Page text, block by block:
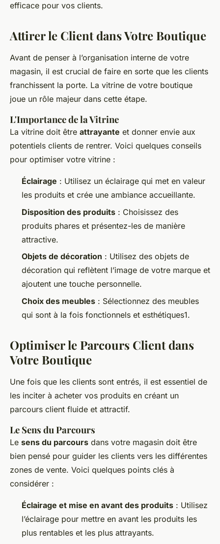
efficace pour vos clients.
Attirer le Client dans Votre Boutique
Avant de penser à l’organisation interne de votre
magasin, il est crucial de faire en sorte que les clients
franchissent la porte. La vitrine de votre boutique
joue un rôle majeur dans cette étape.
L'Importance de la Vitrine
La vitrine doit être attrayante et donner envie aux
potentiels clients de rentrer. Voici quelques conseils
pour optimiser votre vitrine :
Éclairage : Utilisez un éclairage qui met en valeur
les produits et crée une ambiance accueillante.
Disposition des produits : Choisissez des
produits phares et présentez-les de manière
attractive.
Objets de décoration : Utilisez des objets de
décoration qui reflètent l’image de votre marque et
ajoutent une touche personnelle.
Choix des meubles : Sélectionnez des meubles
qui sont à la fois fonctionnels et esthétiques1.
Optimiser le Parcours Client dans
Votre Boutique
Une fois que les clients sont entrés, il est essentiel de
les inciter à acheter vos produits en créant un
parcours client fluide et attractif.
Le Sens du Parcours
Le sens du parcours dans votre magasin doit être
bien pensé pour guider les clients vers les différentes
zones de vente. Voici quelques points clés à
considérer :
Éclairage et mise en avant des produits : Utilisez
l’éclairage pour mettre en avant les produits les
plus rentables et les plus attrayants.